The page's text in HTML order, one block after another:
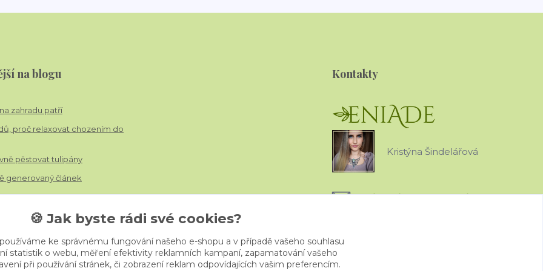
na blogu
zahradu patří
proč relaxovat chozením do
pěstovat tulipány
generovaný článek
Kontakty
Kristýna Šindelářová
eniade.jewels@gmail.com
🍪 Jak byste rádi své cookies?
ke správnému fungování našeho e-shopu a v případě vašeho souhlasu
statistik o webu, měření efektivity reklamních kampaní, zapamatování vašeho
při používání stránek, či zobrazení reklam odpovídajících vašim preferencím.